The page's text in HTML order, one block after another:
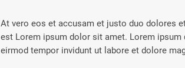
At vero eos et accusam et justo duo dolores
est Lorem ipsum dolor sit amet. Lorem
eirmod tempor invidunt ut labore et dolore